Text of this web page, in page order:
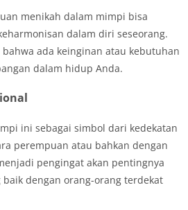
menikah dalam mimpi bisa
dalam diri seseorang.
ada keinginan atau kebutuhan
dalam hidup Anda.
ini sebagai simbol dari kedekatan
perempuan atau bahkan dengan
pengingat akan pentingnya
dengan orang-orang terdekat